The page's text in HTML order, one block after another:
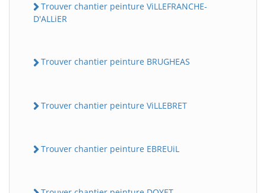
Trouver chantier peinture ViLLEFRANCHE-
D'ALLiER
Trouver chantier peinture BRUGHEAS
Trouver chantier peinture ViLLEBRET
Trouver chantier peinture EBREUiL